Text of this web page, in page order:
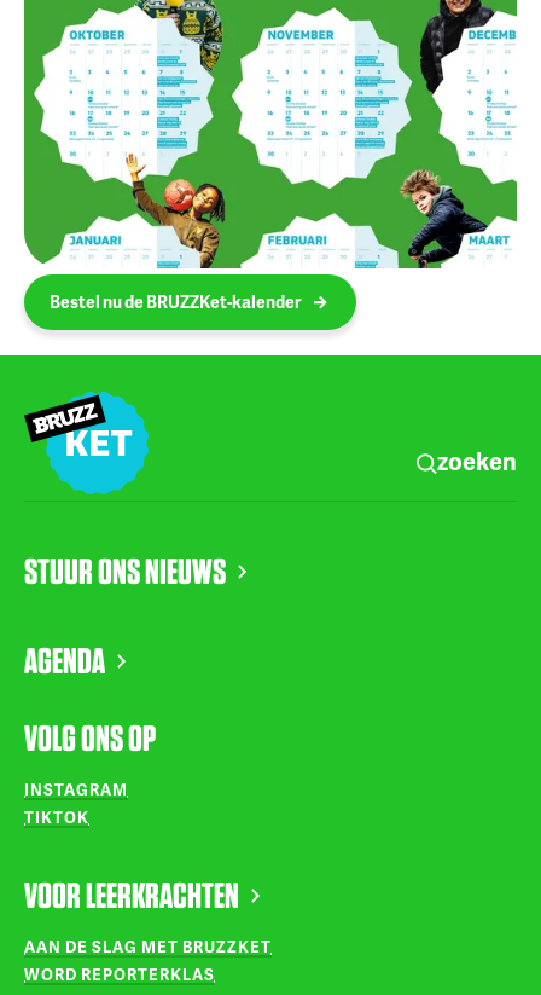
Bestel nu de BRUZZKet-kalender
zoeken
STUUR ONS NIEUWS
AGENDA
VOLG ONS OP
INSTAGRAM
TIKTOK
VOOR LEERKRACHTEN
AAN DE SLAG MET BRUZZKET
WORD REPORTERKLAS